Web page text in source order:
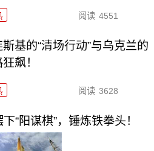
阅读 4551
斯基的“清场行动”与乌克兰的
飙！
阅读 3628
“阳谋棋”，锤炼铁拳头！